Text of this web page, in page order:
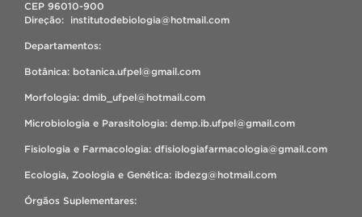
CEP 96010-900
Direção: institutodebiologia@hotmail.com
Departamentos:
Botânica: botanica.ufpel@gmail.com
Morfologia: dmib_ufpel@hotmail.com
Microbiologia e Parasitologia: demp.ib.ufpel@gmail.com
Fisiologia e Farmacologia: dfisiologiafarmacologia@gmail.com
Ecologia, Zoologia e Genética: ibdezg@hotmail.com
Órgãos Suplementares: